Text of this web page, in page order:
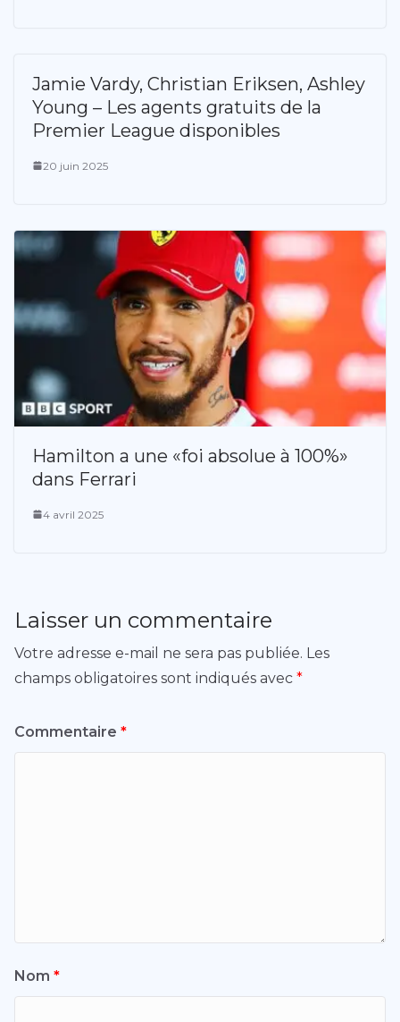
Jamie Vardy, Christian Eriksen, Ashley
Young – Les agents gratuits de la
Premier League disponibles
20 juin 2025
Hamilton a une «foi absolue à 100%»
dans Ferrari
4 avril 2025
Laisser un commentaire
Votre adresse e-mail ne sera pas publiée. Les
champs obligatoires sont indiqués avec *
Commentaire *
Nom *